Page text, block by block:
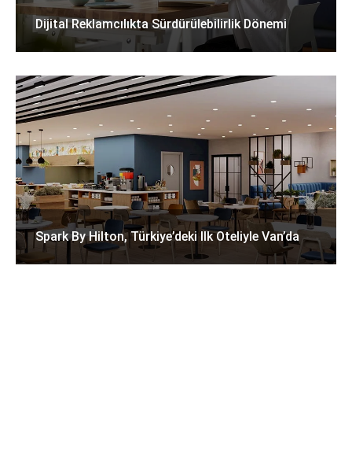
Dijital Reklamcılıkta Sürdürülebilirlik Dönemi
Spark By Hilton, Türkiye’deki Ilk Oteliyle Van’da